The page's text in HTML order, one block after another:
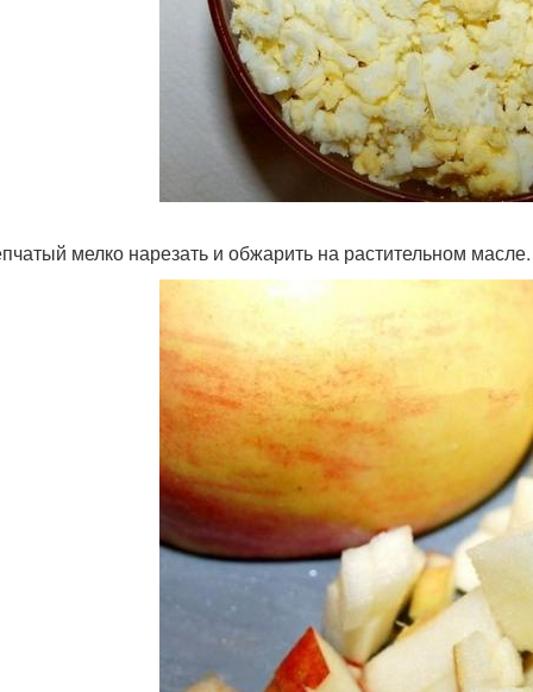
мелко нарезать и обжарить на растительном масле.